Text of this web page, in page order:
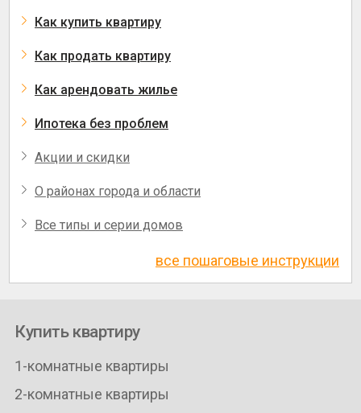
Как купить квартиру
Как продать квартиру
Как арендовать жилье
Ипотека без проблем
Акции и скидки
О районах города и области
Все типы и серии домов
все пошаговые инструкции
Купить квартиру
1-комнатные квартиры
2-комнатные квартиры